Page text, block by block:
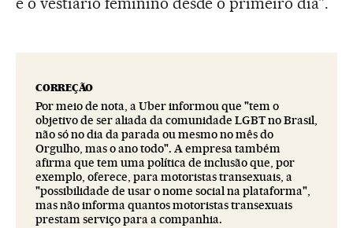
CORREÇÃO
Por meio de nota, a Uber informou que "tem o
objetivo de ser aliada da comunidade LGBT no Brasil,
não só no dia da parada ou mesmo no mês do
Orgulho, mas o ano todo". A empresa também
afirma que tem uma política de inclusão que, por
exemplo, oferece, para motoristas transexuais, a
"possibilidade de usar o nome social na plataforma",
mas não informa quantos motoristas transexuais
prestam serviço para a companhia.